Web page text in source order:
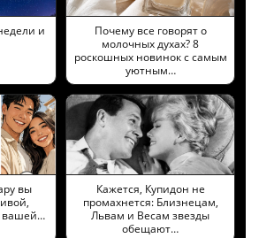
и
Почему все говорят о
молочных духах? 8
роскошных новинок с самым
уютным…
вы
вашей…
Кажется, Купидон не
промахнется: Близнецам,
Львам и Весам звезды
обещают…